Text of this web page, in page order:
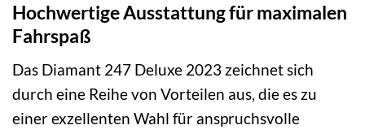
Hochwertige Ausstattung für maximalen
Fahrspaß
Das Diamant 247 Deluxe 2023 zeichnet sich
durch eine Reihe von Vorteilen aus, die es zu
einer exzellenten Wahl für anspruchsvolle